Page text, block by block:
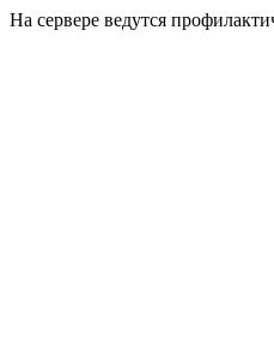
На сервере ведутся